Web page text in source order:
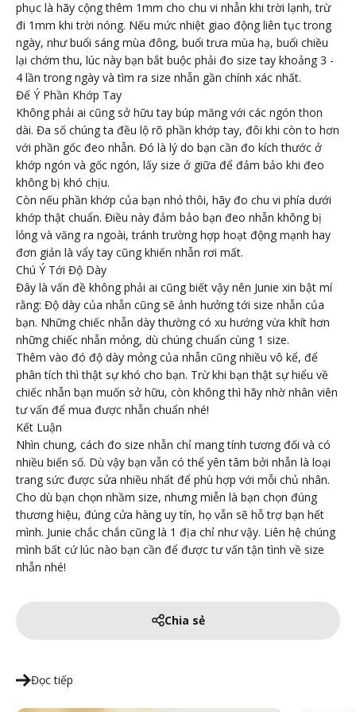
phục là hãy cộng thêm 1mm cho chu vi nhẫn khi trời lạnh, trừ
đi 1mm khi trời nóng. Nếu mức nhiệt giao động liên tục trong
ngày, như buổi sáng mùa đông, buổi trưa mùa hạ, buổi chiều
lại chớm thu, lúc này bạn bắt buộc phải đo size tay khoảng 3 -
4 lần trong ngày và tìm ra size nhẫn gần chính xác nhất.
Để Ý Phần Khớp Tay
Không phải ai cũng sở hữu tay búp măng với các ngón thon
dài. Đa số chúng ta đều lộ rõ phần khớp tay, đôi khi còn to hơn
với phần gốc đeo nhẫn. Đó là lý do bạn cần đo kích thước ở
khớp ngón và gốc ngón, lấy size ở giữa để đảm bảo khi đeo
không bị khó chịu.
Còn nếu phần khớp của bạn nhỏ thôi, hãy đo chu vi phía dưới
khớp thật chuẩn. Điều này đảm bảo bạn đeo nhẫn không bị
lỏng và văng ra ngoài, tránh trường hợp hoạt động mạnh hay
đơn giản là vẩy tay cũng khiến nhẫn rơi mất.
Chú Ý Tới Độ Dày
Đây là vấn đề không phải ai cũng biết vậy nên Junie xin bật mí
rằng: Độ dày của nhẫn cũng sẽ ảnh hưởng tới size nhẫn của
bạn. Những chiếc nhẫn dày thường có xu hướng vừa khít hơn
những chiếc nhẫn mỏng, dù chúng chuẩn cùng 1 size.
Thêm vào đó độ dày mỏng của nhẫn cũng nhiều vô kể, để
phân tích thì thật sự khó cho bạn. Trừ khi bạn thật sự hiểu về
chiếc nhẫn bạn muốn sở hữu, còn không thì hãy nhờ nhân viên
tư vấn để mua được nhẫn chuẩn nhé!
Kết Luận
Nhìn chung, cách đo size nhẫn chỉ mang tính tương đối và có
nhiều biến số. Dù vậy bạn vẫn có thể yên tâm bởi nhẫn là loại
trang sức được sửa nhiều nhất để phù hợp với mỗi chủ nhân.
Cho dù bạn chọn nhầm size, nhưng miễn là bạn chọn đúng
thương hiệu, đúng cửa hàng uy tín, họ vẫn sẽ hỗ trợ bạn hết
mình. Junie chắc chắn cũng là 1 địa chỉ như vậy. Liên hệ chúng
mình bất cứ lúc nào bạn cần để được tư vấn tận tình về size
nhẫn nhé!
Chia sẻ
Đọc tiếp